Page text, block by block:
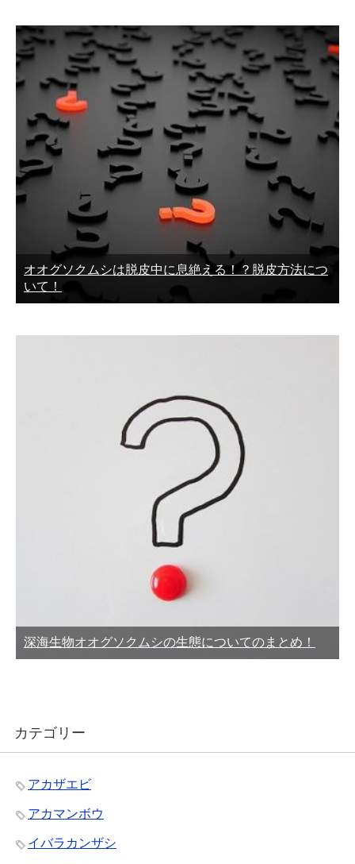
オオグソクムシは脱皮中に息絶える！？脱皮方法につ
いて！
深海生物オオグソクムシの生態についてのまとめ！
カテゴリー
アカザエビ
アカマンボウ
イバラカンザシ